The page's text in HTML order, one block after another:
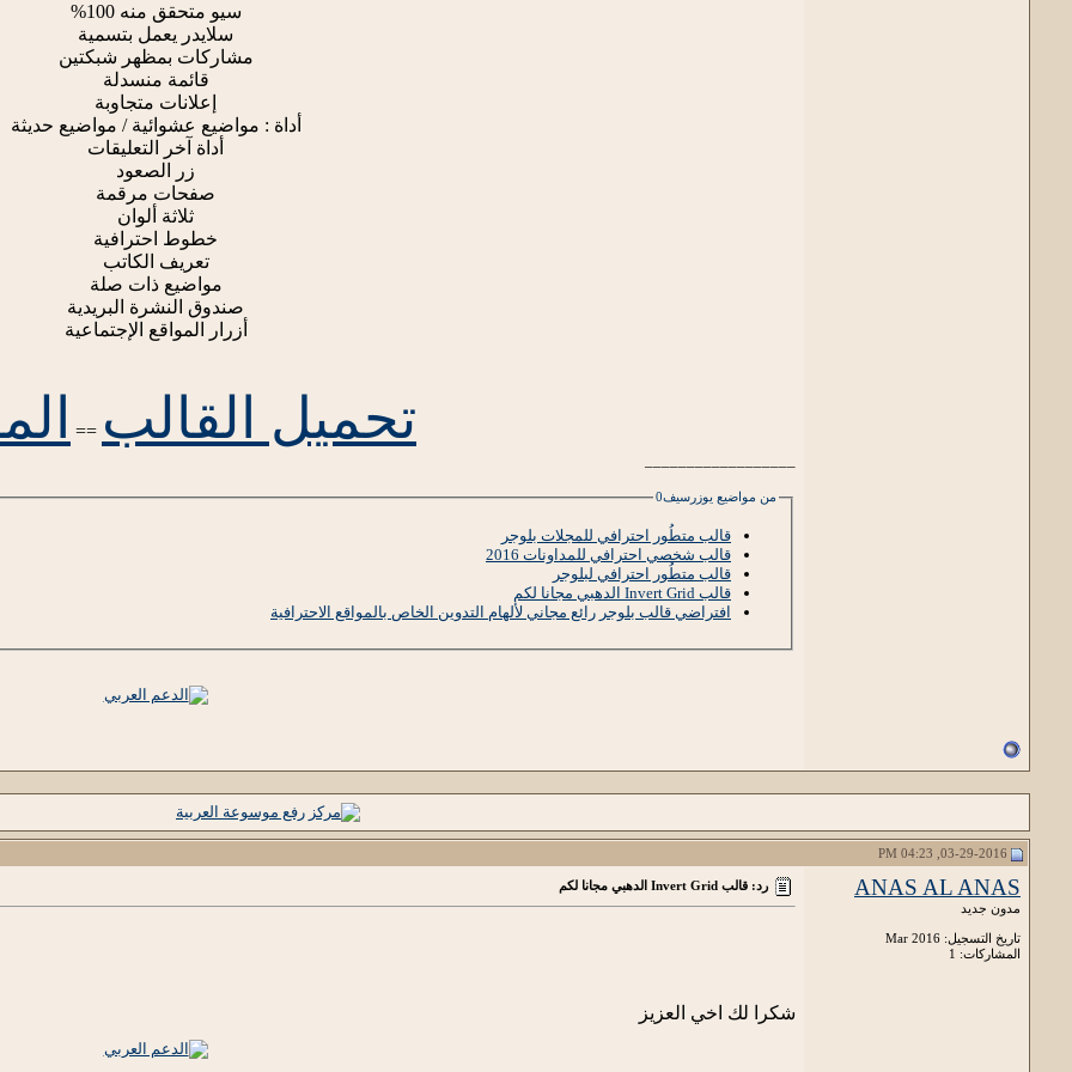
سيو متحقق منه 100%
سلايدر يعمل بتسمية
مشاركات بمظهر شبكتين
قائمة منسدلة
إعلانات متجاوبة
أداة : مواضيع عشوائية / مواضيع حديثة
أداة آخر التعليقات
زر الصعود
صفحات مرقمة
ثلاثة ألوان
خطوط احترافية
تعريف الكاتب
مواضيع ذات صلة
صندوق النشرة البريدية
أزرار المواقع الإجتماعية
تحميل القالب ==
من مواضيع يوزرسيف0
قالب متطُور احترافي للمجلات بلوجر
قالب شخصي احترافي للمداونات 2016
قالب متطُور احترافي لبلوجر
قالب Invert Grid الدهبي مجانا لكم
افتراضي قالب بلوجر رائع مجاني لألهام التدوين الخاص بالمواقع الاحترافية
ANAS AL ANAS
مدون جديد
تاريخ التسجيل: Mar 2016
المشاركات: 1
رد: قالب Invert Grid الدهبي مجانا لكم
شكرا لك اخي العزيز